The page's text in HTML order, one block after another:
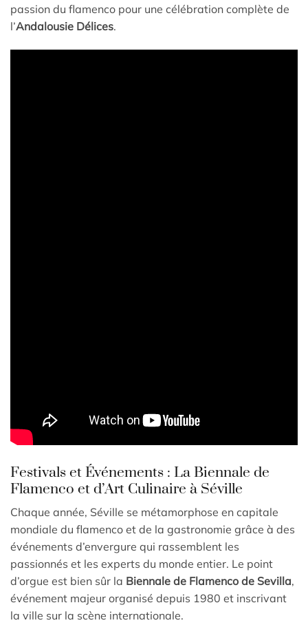
passion du flamenco pour une célébration complète de
l’Andalousie Délices.
Festivals et Événements : La Biennale de
Flamenco et d’Art Culinaire à Séville
Chaque année, Séville se métamorphose en capitale
mondiale du flamenco et de la gastronomie grâce à des
événements d’envergure qui rassemblent les
passionnés et les experts du monde entier. Le point
d’orgue est bien sûr la Biennale de Flamenco de Sevilla,
événement majeur organisé depuis 1980 et inscrivant
la ville sur la scène internationale.